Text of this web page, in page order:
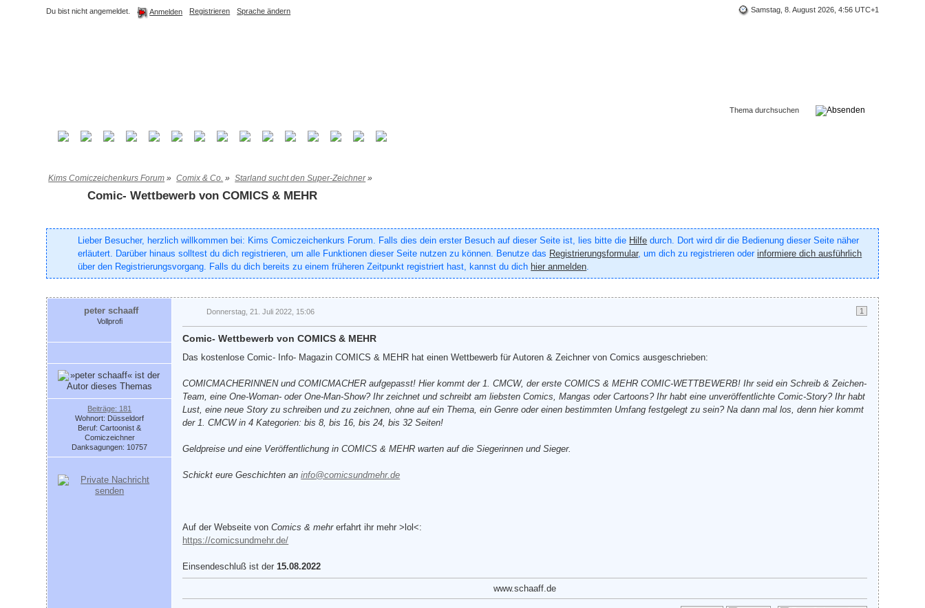
Samstag, 8. August 2026, 4:56 UTC+1
Du bist nicht angemeldet. Anmelden Registrieren Sprache ändern
Kims Comiczeichenkurs Forum » Comix & Co. » Starland sucht den Super-Zeichner»
Comic- Wettbewerb von COMICS & MEHR
Lieber Besucher, herzlich willkommen bei: Kims Comiczeichenkurs Forum. Falls dies dein erster Besuch auf dieser Seite ist, lies bitte die Hilfe durch. Dort wird dir die Bedienung dieser Seite näher
erläutert. Darüber hinaus solltest du dich registrieren, um alle Funktionen dieser Seite nutzen zu können. Benutze das Registrierungsformular, um dich zu registrieren oderinformiere dich ausführlich
über den Registrierungsvorgang. Falls du dich bereits zu einem früheren Zeitpunkt registriert hast, kannst du dich hier anmelden.
peter schaaff
Vollprofi
Beiträge: 181
Wohnort: Düsseldorf
Beruf: Cartoonist &
Comiczeichner
Danksagungen: 10757
1
Donnerstag, 21. Juli 2022, 15:06
Comic- Wettbewerb von COMICS & MEHR
Das kostenlose Comic- Info- Magazin COMICS & MEHR hat einen Wettbewerb für Autoren & Zeichner von Comics ausgeschrieben:
COMICMACHERINNEN und COMICMACHER aufgepasst! Hier kommt der 1. CMCW, der erste COMICS & MEHR COMIC-WETTBEWERB! Ihr seid ein Schreib & Zeichen-
Team, eine One-Woman- oder One-Man-Show? Ihr zeichnet und schreibt am liebsten Comics, Mangas oder Cartoons? Ihr habt eine unveröffentlichte Comic-Story? Ihr habt
Lust, eine neue Story zu schreiben und zu zeichnen, ohne auf ein Thema, ein Genre oder einen bestimmten Umfang festgelegt zu sein? Na dann mal los, denn hier kommt
der 1. CMCW in 4 Kategorien: bis 8, bis 16, bis 24, bis 32 Seiten!
Geldpreise und eine Veröffentlichung in COMICS & MEHR warten auf die Siegerinnen und Sieger.
Schickt eure Geschichten aninfo@comicsundmehr.de
Auf der Webseite vonComics & mehrerfahrt ihr mehr >lol<:
https://comicsundmehr.de/
Einsendeschluß ist der15.08.2022
www.schaaff.de